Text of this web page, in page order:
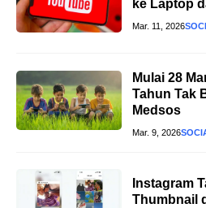
ke Laptop
Mar. 11, 2026
Mulai 28
Tahun Tak
Medsos
Mar. 9, 2026
Instagram
Thumbnail